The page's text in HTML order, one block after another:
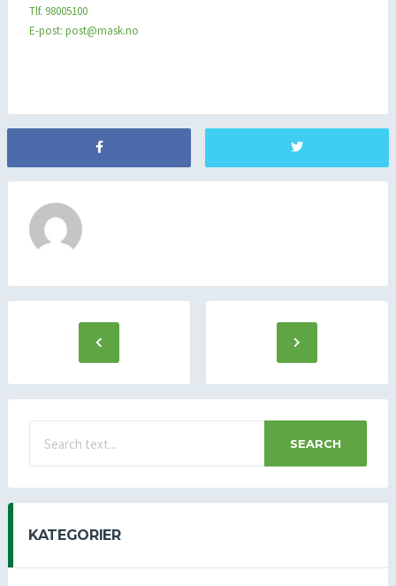
Tlf. 98005100
E-post: post@mask.no
SEARCH
KATEGORIER